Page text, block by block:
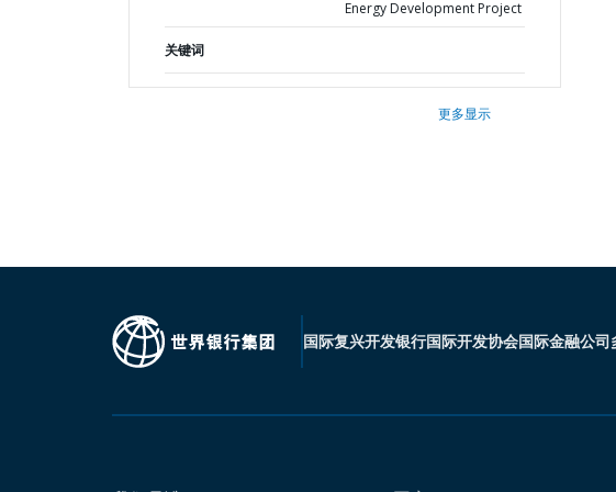
Energy Development Project
关键词
更多显示
国际复兴开发银行国际开发协会国际金融公司